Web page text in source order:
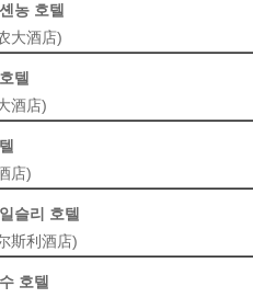
셴농 호텔
大酒店)
호텔
酒店)
店)
슬리 호텔
斯利酒店)
호텔